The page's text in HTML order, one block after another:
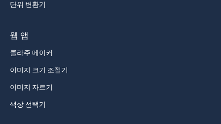
단위 변환기
웹 앱
콜라주 메이커
이미지 크기 조절기
이미지 자르기
색상 선택기